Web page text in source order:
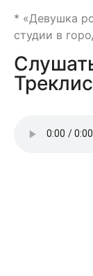
* «Девушка
студии в